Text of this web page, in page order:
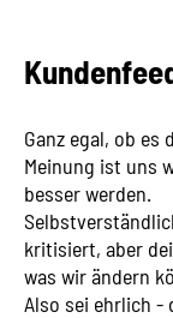
Ganz egal, ob
Meinung ist uns
besser werden.
kritisiert, aber
was wir ändern
Also sei ehrlich